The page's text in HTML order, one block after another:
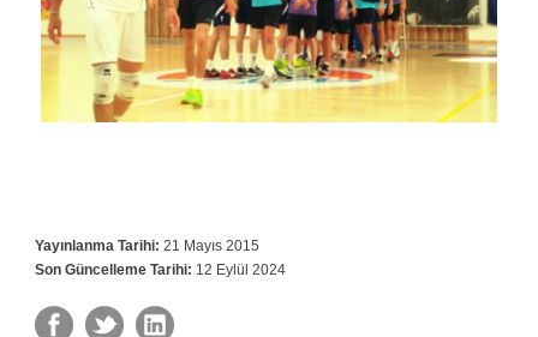
Yayınlanma Tarihi: 21 Mayıs 2015
Son Güncelleme Tarihi: 12 Eylül 2024